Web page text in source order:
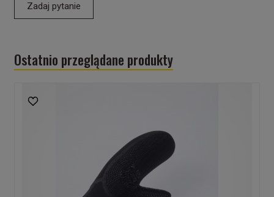
Zadaj pytanie
Ostatnio przeglądane produkty